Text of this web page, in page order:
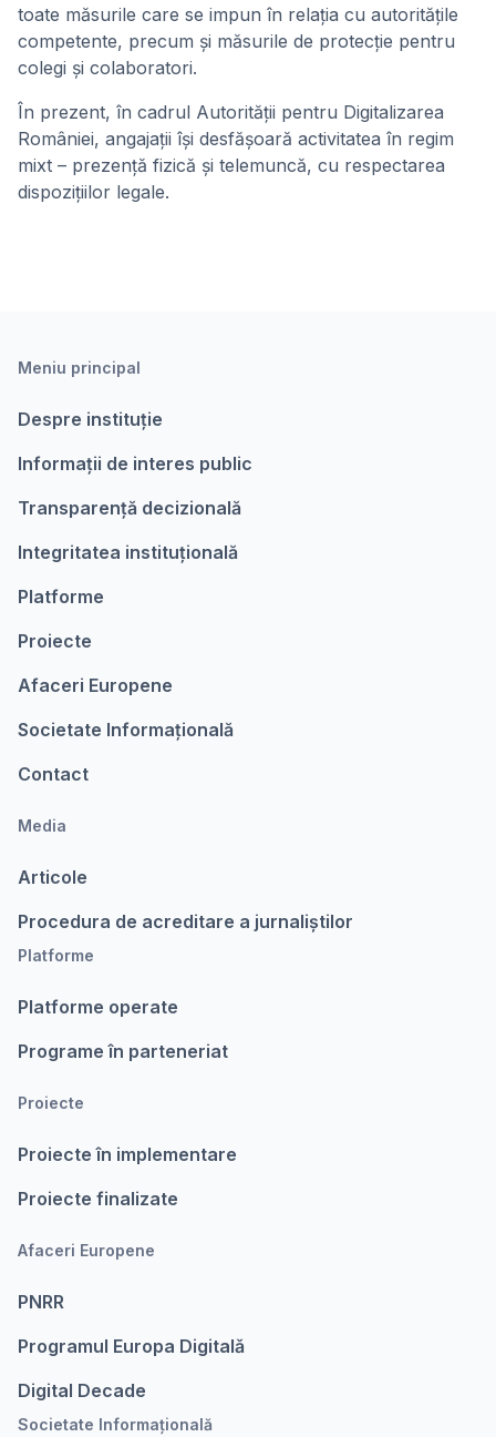
toate măsurile care se impun în relația cu autoritățile
competente, precum și măsurile de protecție pentru
colegi și colaboratori.
În prezent, în cadrul Autorității pentru Digitalizarea
României, angajații își desfășoară activitatea în regim
mixt – prezență fizică și telemuncă, cu respectarea
dispozițiilor legale.
Meniu principal
Despre instituție
Informații de interes public
Transparență decizională
Integritatea instituțională
Platforme
Proiecte
Afaceri Europene
Societate Informațională
Contact
Media
Articole
Procedura de acreditare a jurnaliștilor
Platforme
Platforme operate
Programe în parteneriat
Proiecte
Proiecte în implementare
Proiecte finalizate
Afaceri Europene
PNRR
Programul Europa Digitalǎ
Digital Decade
Societate Informațională